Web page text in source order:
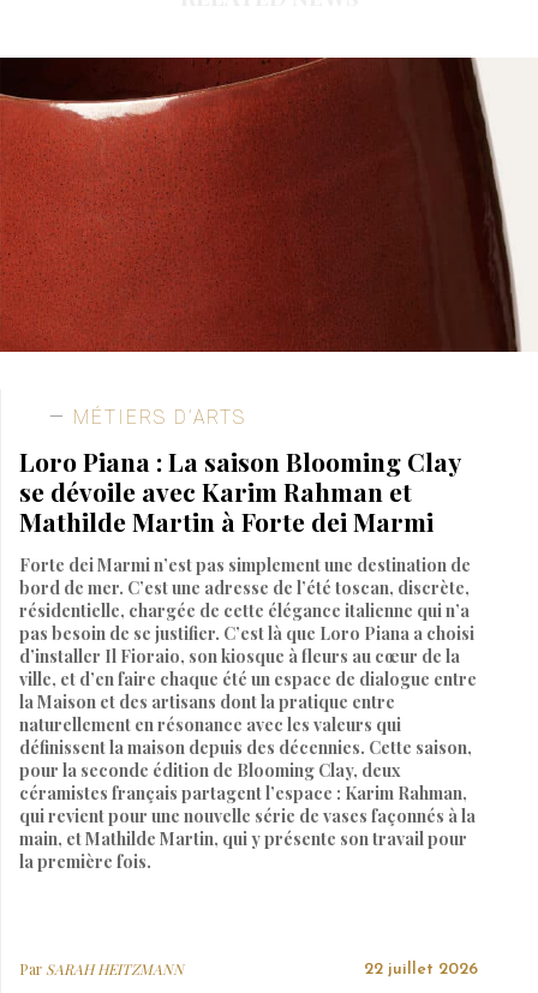
MÉTIERS D’ARTS
Loro Piana : La saison Blooming Clay
se dévoile avec Karim Rahman et
Mathilde Martin à Forte dei Marmi
Forte dei Marmi n’est pas simplement une destination de
bord de mer. C’est une adresse de l’été toscan, discrète,
résidentielle, chargée de cette élégance italienne qui n’a
pas besoin de se justifier. C’est là que Loro Piana a choisi
d’installer Il Fioraio, son kiosque à fleurs au cœur de la
ville, et d’en faire chaque été un espace de dialogue entre
la Maison et des artisans dont la pratique entre
naturellement en résonance avec les valeurs qui
définissent la maison depuis des décennies. Cette saison,
pour la seconde édition de Blooming Clay, deux
céramistes français partagent l’espace : Karim Rahman,
qui revient pour une nouvelle série de vases façonnés à la
main, et Mathilde Martin, qui y présente son travail pour
la première fois.
Par SARAH HEITZMANN 22 juillet 2026